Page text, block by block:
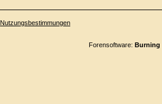
Nutzungsbestimmungen
Forensoftware: